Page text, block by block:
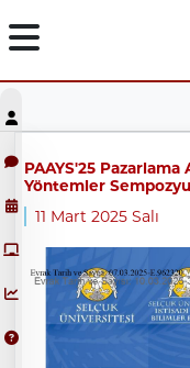
PAAYS'25
Yöntemler
11 Mart 2025 Salı